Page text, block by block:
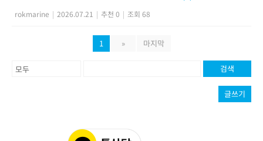
rokmarine | 2026.07.21 | 추천 0 | 조회 68
1 » 마지막
검색
글쓰기